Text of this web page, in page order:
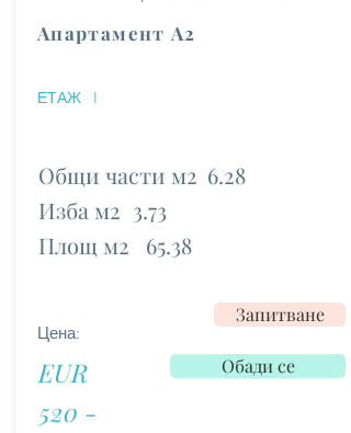
Апартамент А2
I
ЕТАЖ
Общи части м2
Изба м2
Площ м2
6.28
3.73
65.38
Цена:
EUR
520 -
Запитване
Обади се